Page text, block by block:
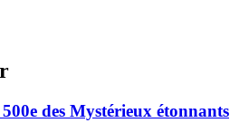
des Mystérieux étonnants